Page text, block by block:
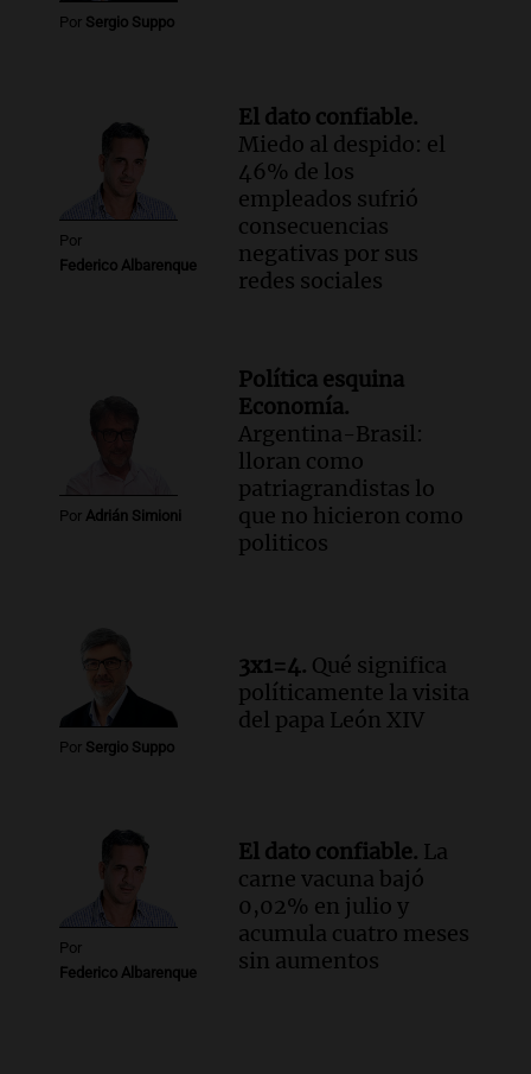
Episodios
Por Sergio Suppo
Por
Federico Albarenque
El dato confiable.
Miedo al despido: el
46% de los
empleados sufrió
consecuencias
negativas por sus
redes sociales
Por Adrián Simioni
Política esquina
Economía.
Argentina-Brasil:
lloran como
patriagrandistas lo
que no hicieron como
politicos
Por Sergio Suppo
3x1=4. Qué significa
políticamente la visita
del papa León XIV
Por
Federico Albarenque
El dato confiable. La
carne vacuna bajó
0,02% en julio y
acumula cuatro meses
sin aumentos